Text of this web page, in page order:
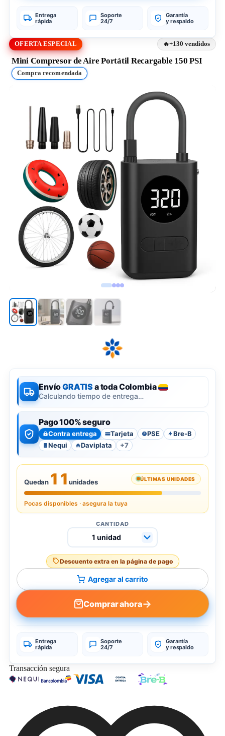
Entrega
rápida
Soporte
24/7
Garantía
y respaldo
OFERTA ESPECIAL +130 vendidos
Mini Compresor de Aire Portátil Recargable 150 PSI
Compra recomendada
EnvíoGRATISa toda Colombia
Calculando tiempo de entrega…
Pago 100% seguro
Contra entrega Tarjeta P PSE
Bre-B
Nequi
Daviplata +7
Quedan 11 unidades ÚLTIMAS UNIDADES
Pocas disponibles · asegura la tuya
CANTIDAD
Descuento extra en la página de pago
Agregar al carrito
Comprar ahora→
Entrega
rápida
Soporte
24/7
Garantía
y respaldo
Transacción segura